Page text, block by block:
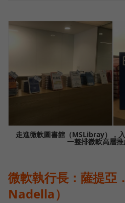
走進微軟圖書館（MSLibray），
一整排微軟高層推
微軟執行長：薩提亞
Nadella）